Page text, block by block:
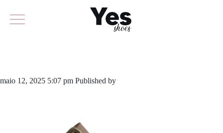
maio 12, 2025 5:07 pm Published by